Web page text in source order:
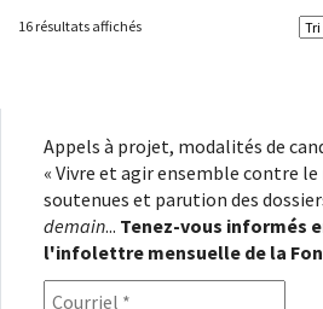
16 résultats affichés
Appels à projet, modalités de
« Vivre et agir ensemble contre
soutenues et parution des
demain... Tenez-vous informés
l'infolettre mensuelle de la